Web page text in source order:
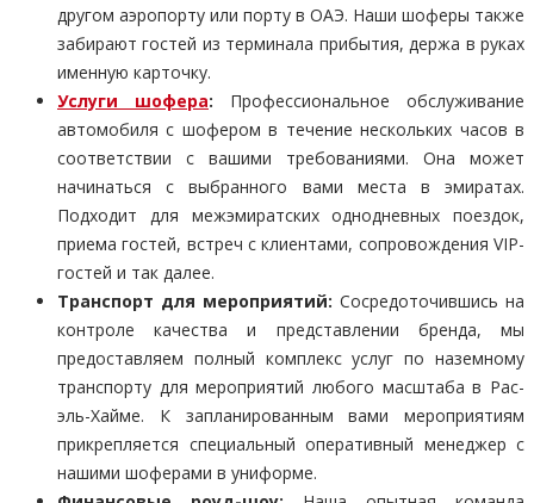
другом аэропорту или порту в ОАЭ. Наши шоферы также
забирают гостей из терминала прибытия, держа в руках
именную карточку.
Услуги шофера: Профессиональное обслуживание
автомобиля с шофером в течение нескольких часов в
соответствии с вашими требованиями. Она может
начинаться с выбранного вами места в эмиратах.
Подходит для межэмиратских однодневных поездок,
приема гостей, встреч с клиентами, сопровождения VIP-
гостей и так далее.
Транспорт для мероприятий: Сосредоточившись на
контроле качества и представлении бренда, мы
предоставляем полный комплекс услуг по наземному
транспорту для мероприятий любого масштаба в Рас-
эль-Хайме. К запланированным вами мероприятиям
прикрепляется специальный оперативный менеджер с
нашими шоферами в униформе.